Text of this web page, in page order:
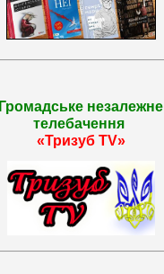
Громадське незалежне
телебачення
«Тризуб TV»